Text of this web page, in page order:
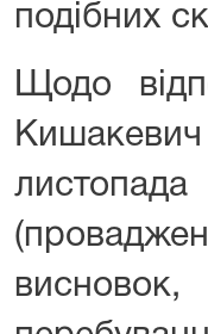
подібних
Щодо